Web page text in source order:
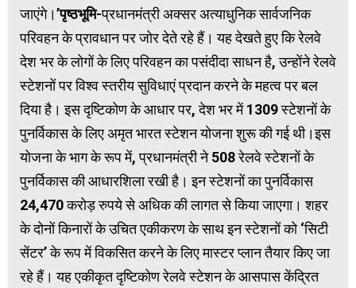
जाएंगे।’पृष्ठभूमि-प्रधानमंत्री अक्सर अत्याधुनिक सार्वजनिक
परिवहन के प्रावधान पर जोर देते रहे हैं। यह देखते हुए कि रेलवे
देश भर के लोगों के लिए परिवहन का पसंदीदा साधन है, उन्होंने रेलवे
स्टेशनों पर विश्व स्तरीय सुविधाएं प्रदान करने के महत्व पर बल
दिया है। इस दृष्टिकोण के आधार पर, देश भर में 1309 स्टेशनों के
पुनर्विकास के लिए अमृत भारत स्टेशन योजना शुरू की गई थी।इस
योजना के भाग के रूप में, प्रधानमंत्री ने 508 रेलवे स्टेशनों के
पुनर्विकास की आधारशिला रखी है। इन स्टेशनों का पुनर्विकास
24,470 करोड़ रुपये से अधिक की लागत से किया जाएगा। शहर
के दोनों किनारों के उचित एकीकरण के साथ इन स्टेशनों को ‘सिटी
सेंटर’ के रूप में विकसित करने के लिए मास्टर प्लान तैयार किए जा
रहे हैं। यह एकीकृत दृष्टिकोण रेलवे स्टेशन के आसपास केंद्रित